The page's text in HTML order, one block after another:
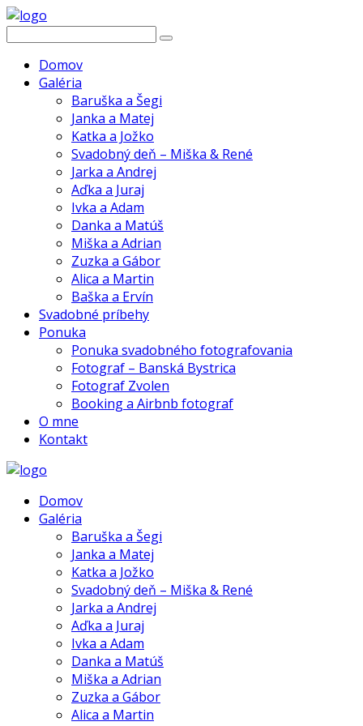
Domov
Galéria
Baruška a Šegi
Janka a Matej
Katka a Jožko
Svadobný deň – Miška & René
Jarka a Andrej
Aďka a Juraj
Ivka a Adam
Danka a Matúš
Miška a Adrian
Zuzka a Gábor
Alica a Martin
Baška a Ervín
Svadobné príbehy
Ponuka
Ponuka svadobného fotografovania
Fotograf – Banská Bystrica
Fotograf Zvolen
Booking a Airbnb fotograf
O mne
Kontakt
Domov
Galéria
Baruška a Šegi
Janka a Matej
Katka a Jožko
Svadobný deň – Miška & René
Jarka a Andrej
Aďka a Juraj
Ivka a Adam
Danka a Matúš
Miška a Adrian
Zuzka a Gábor
Alica a Martin